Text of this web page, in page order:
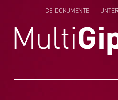
CE-DOKUMENTE